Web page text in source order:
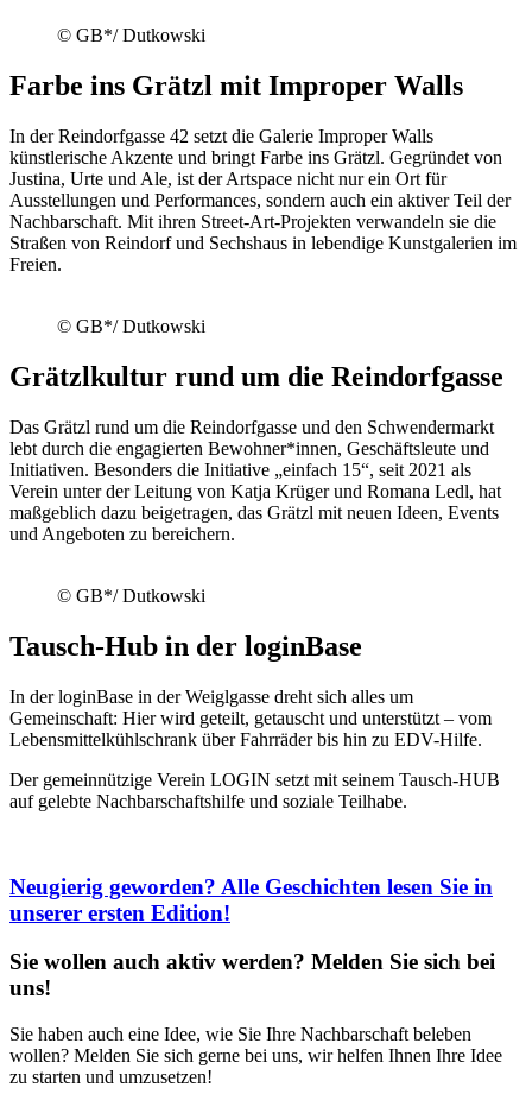
© GB*/ Dutkowski
Farbe ins Grätzl mit Improper Walls
In der Reindorfgasse 42 setzt die Galerie Improper Walls
künstlerische Akzente und bringt Farbe ins Grätzl. Gegründet von
Justina, Urte und Ale, ist der Artspace nicht nur ein Ort für
Ausstellungen und Performances, sondern auch ein aktiver Teil der
Nachbarschaft. Mit ihren Street-Art-Projekten verwandeln sie die
Straßen von Reindorf und Sechshaus in lebendige Kunstgalerien im
Freien.
© GB*/ Dutkowski
Grätzlkultur rund um die Reindorfgasse
Das Grätzl rund um die Reindorfgasse und den Schwendermarkt
lebt durch die engagierten Bewohner*innen, Geschäftsleute und
Initiativen. Besonders die Initiative „einfach 15“, seit 2021 als
Verein unter der Leitung von Katja Krüger und Romana Ledl, hat
maßgeblich dazu beigetragen, das Grätzl mit neuen Ideen, Events
und Angeboten zu bereichern.
© GB*/ Dutkowski
Tausch-Hub in der loginBase
In der loginBase in der Weiglgasse dreht sich alles um
Gemeinschaft: Hier wird geteilt, getauscht und unterstützt – vom
Lebensmittelkühlschrank über Fahrräder bis hin zu EDV-Hilfe.
Der gemeinnützige Verein LOGIN setzt mit seinem Tausch-HUB
auf gelebte Nachbarschaftshilfe und soziale Teilhabe.
Neugierig geworden? Alle Geschichten lesen Sie in
unserer ersten Edition!
Sie wollen auch aktiv werden? Melden Sie sich bei
uns!
Sie haben auch eine Idee, wie Sie Ihre Nachbarschaft beleben
wollen? Melden Sie sich gerne bei uns, wir helfen Ihnen Ihre Idee
zu starten und umzusetzen!